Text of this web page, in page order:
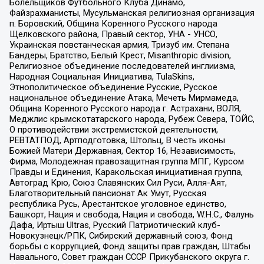
Болельщиков Футбольного Клуба Динамо,
Файзрахманисты, Мусульманская религиозная организация
п. Боровский, Община Коренного Русского народа
Щелковского района, Правый сектор, УНА - УНСО,
Украинская повстанческая армия, Тризуб им. Степана
Бандеры, Братство, Белый Крест, Misanthropic division,
Религиозное объединение последователей инглиизма,
Народная Социальная Инициатива, TulaSkins,
Этнополитическое объединение Русские, Русское
национальное объединение Атака, Мечеть Мирмамеда,
Община Коренного Русского народа г. Астрахани, ВОЛЯ,
Меджлис крымскотатарского народа, Рубеж Севера, ТОЙС,
О противодействии экстремистской деятельности,
РЕВТАТПОД, Артподготовка, Штольц, В честь иконы
Божией Матери Державная, Сектор 16, Независимость,
Фирма, Молодежная правозащитная группа МПГ, Курсом
Правды и Единения, Каракольская инициативная группа,
Автоград Крю, Союз Славянских Сил Руси, Алля-Аят,
Благотворительный пансионат Ак Умут, Русская
республика Русь, Арестантское уголовное единство,
Башкорт, Нация и свобода, Нация и свобода, W.H.С., Фалунь
Дафа, Иртыш Ultras, Русский Патриотический клуб-
Новокузнецк/РПК, Сибирский державный союз, Фонд
борьбы с коррупцией, Фонд защиты прав граждан, Штабы
Навального, Совет граждан СССР Прикубанского округа г.